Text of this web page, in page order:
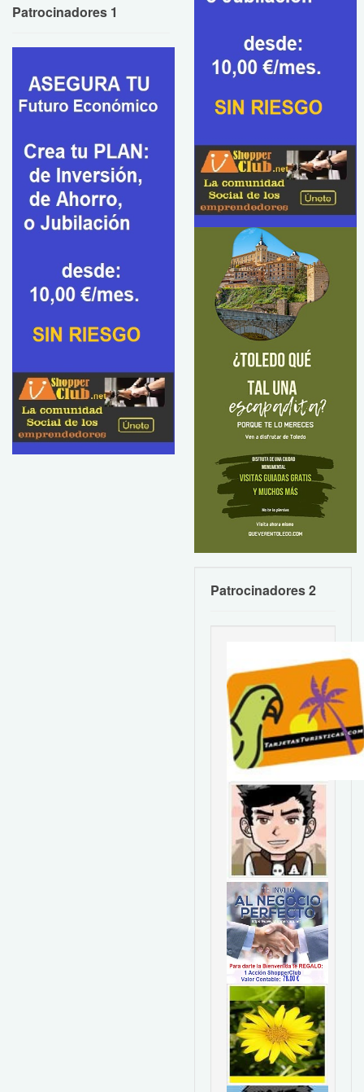
Patrocinadores 1
Patrocinadores 2